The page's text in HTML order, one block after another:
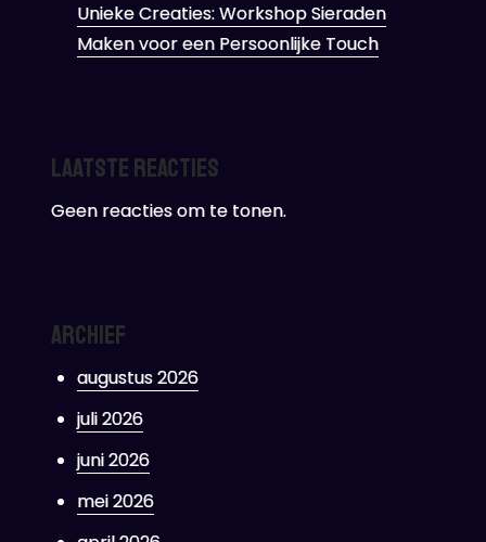
Unieke Creaties: Workshop Sieraden
Maken voor een Persoonlijke Touch
Laatste reacties
Geen reacties om te tonen.
Archief
augustus 2026
juli 2026
juni 2026
mei 2026